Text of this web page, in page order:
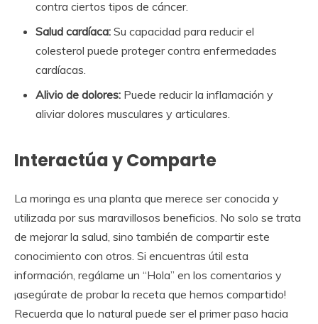
contra ciertos tipos de cáncer.
Salud cardíaca: Su capacidad para reducir el
colesterol puede proteger contra enfermedades
cardíacas.
Alivio de dolores: Puede reducir la inflamación y
aliviar dolores musculares y articulares.
Interactúa y Comparte
La moringa es una planta que merece ser conocida y
utilizada por sus maravillosos beneficios. No solo se trata
de mejorar la salud, sino también de compartir este
conocimiento con otros. Si encuentras útil esta
información, regálame un “Hola” en los comentarios y
¡asegúrate de probar la receta que hemos compartido!
Recuerda que lo natural puede ser el primer paso hacia